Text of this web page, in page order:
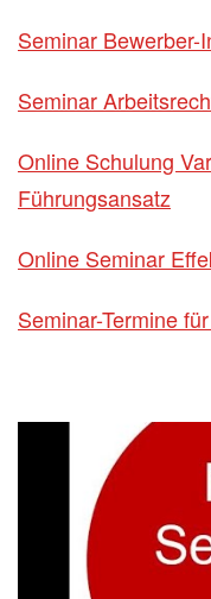
Seminar
Seminar
Online Schulung
Führungsansatz
Online Seminar
Seminar-Termine